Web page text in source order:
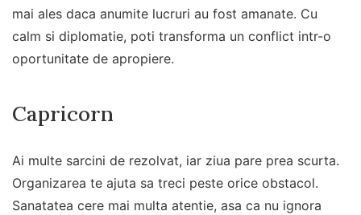
mai ales daca anumite lucruri au fost amanate. Cu
calm si diplomatie, poti transforma un conflict intr-o
oportunitate de apropiere.
Capricorn
Ai multe sarcini de rezolvat, iar ziua pare prea scurta.
Organizarea te ajuta sa treci peste orice obstacol.
Sanatatea cere mai multa atentie, asa ca nu ignora